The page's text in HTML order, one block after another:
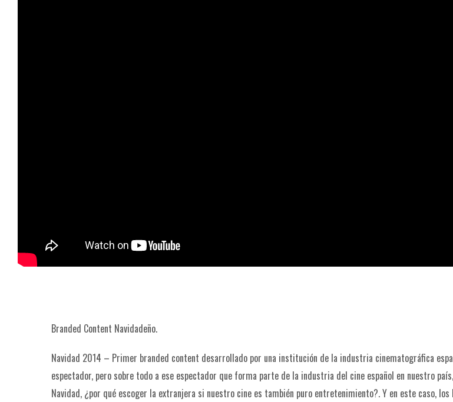
Branded Content Navidadeño.
Navidad 2014 – Primer branded content desarrollado por una institución de la industria cinematográfica
espectador, pero sobre todo a ese espectador que forma parte de la industria del cine español en nuestro
Navidad, ¿por qué escoger la extranjera si nuestro cine es también puro entretenimiento?. Y en este caso,